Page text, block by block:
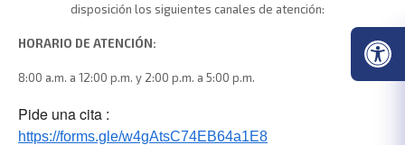
disposición los siguientes canales de atención:
HORARIO DE ATENCIÓN:
8:00 a.m. a 12:00 p.m. y 2:00 p.m. a 5:00 p.m.
Pide una cita :
https://forms.gle/w4gAtsC74EB64a1E8